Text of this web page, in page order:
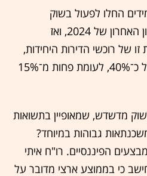
החלו לפעול בשוק
באינטנסיביות החל מהרבעון האחרון של 2024, ואז
רוכשי הדירות היחידות,
והמריאה מאז בסדר גודל של כ־40%, לעומת פחות מ־15%
מדשדש, שמאופיין בתשואות
גבוהות במיוחד?
הפיננסיים. רו"ח איתי
כי בממוצע ארצי מדובר על